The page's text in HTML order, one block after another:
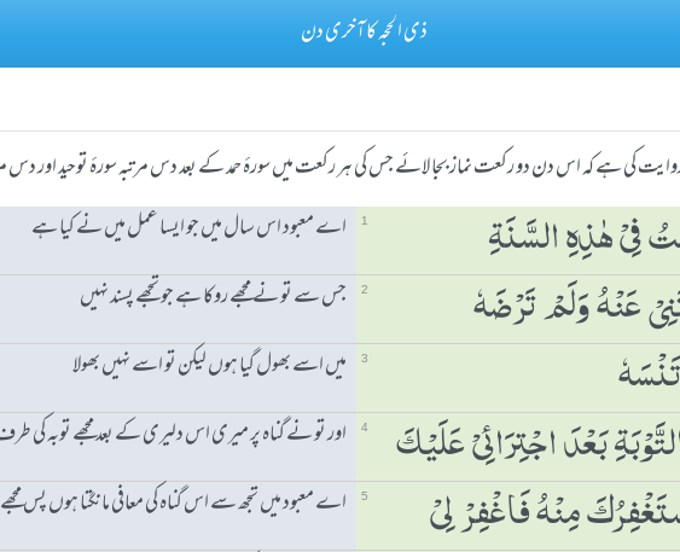
ذی الحجہ کا آخری دن
کی ہے کہ اس دن دو رکعت نماز بجا لائے جس کی ہر رکعت میں سورۂ حمد کے بعد دس مرتبہ سورۂ توحید اور دس
فِیْ ھٰذِہِ السَّنَۃِ 1 اے معبود اس سال میں جو ایسا عمل میں نے کیا ہے
عَنْہُ وَلَمْ تَرْضَہٗ 2 جس سے تو نے مجھے روکا ہے جو تجھے پسند نہیں
3 میں اسے بھول گیا ہوں لیکن تو اسے نہیں بھولا
بَعْدَ اجْتِرَائِیْ عَلَیْكَ 4 اور تو نے گناہ پر میری اس دلیری کے بعد مجھے توبہ کی
مِنْہُ فَاغْفِرْ لِیْ 5 اے معبود میں تجھ سے اس گناہ کی معافی مانگتا ہوں پس